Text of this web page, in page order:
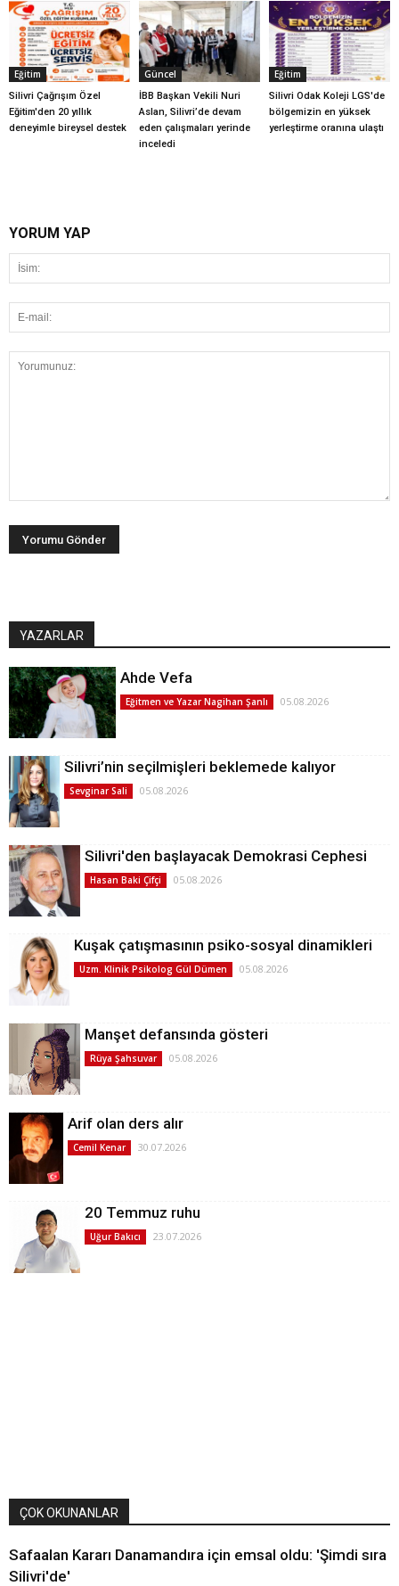
Eğitim
Silivri Çağrışım Özel
Eğitim'den 20 yıllık
deneyimle bireysel destek
Güncel
İBB Başkan Vekili Nuri
Aslan, Silivri’de devam
eden çalışmaları yerinde
inceledi
Eğitim
Silivri Odak Koleji LGS'de
bölgemizin en yüksek
yerleştirme oranına ulaştı
YORUM YAP
YAZARLAR
Ahde Vefa
Eğitmen ve Yazar Nagihan Şanlı 05.08.2026
Silivri’nin seçilmişleri beklemede kalıyor
Sevginar Sali 05.08.2026
Silivri'den başlayacak Demokrasi Cephesi
Hasan Baki Çifçi 05.08.2026
Kuşak çatışmasının psiko-sosyal dinamikleri
Uzm. Klinik Psikolog Gül Dümen 05.08.2026
Manşet defansında gösteri
Rüya Şahsuvar 05.08.2026
Arif olan ders alır
Cemil Kenar 30.07.2026
20 Temmuz ruhu
Uğur Bakıcı 23.07.2026
ÇOK OKUNANLAR
Safaalan Kararı Danamandıra için emsal oldu: 'Şimdi sıra
Silivri'de'